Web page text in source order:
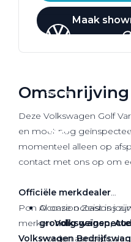
Maak
Omschrijving
Deze Volkswagen Golf
en moet nog
momenteel alleen op
contact met ons op om
Officiële merkdealer
Pon Occasion Zeist is
merkenVolkswagen,
Volkswagen
Al onze occasions
grondig
worden